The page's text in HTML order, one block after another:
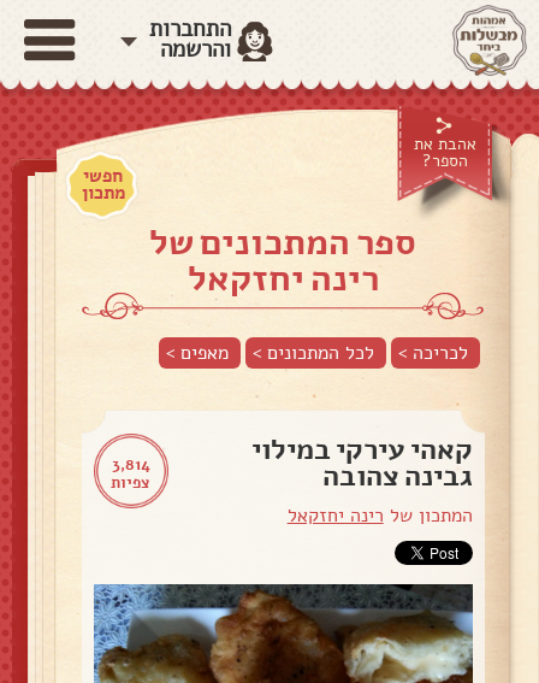
התחברות
והרשמה
אהבת את
הספר?
חפשי
מתכון
ספר המתכונים של
רינה יחזקאל
לכריכה > לכל המתכונים > מאפים>
3,814
צפיות
קאהי עירקי במילוי
גבינה צהובה
המתכון של רינה יחזקאל